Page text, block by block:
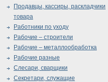
Продавцы, кассиры, раскладчики
товара
Работники по уходу
Рабочие – строители
Рабочие – металлообработка
Рабочие разные
Слесари, сварщики
Секретари, служащие